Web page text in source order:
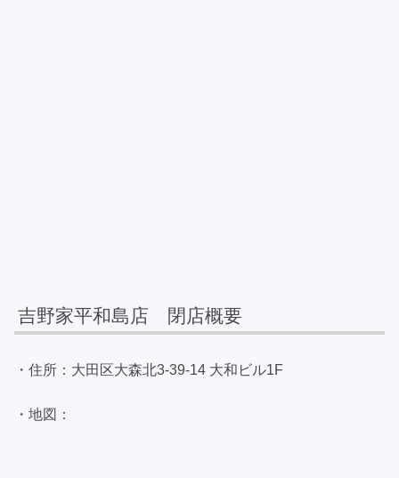
吉野家平和島店 閉店概要
・住所：大田区大森北3-39-14 大和ビル1F
・地図：